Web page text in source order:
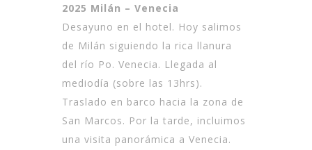
2025 Milán – Venecia
Desayuno en el hotel. Hoy salimos
de Milán siguiendo la rica llanura
del río Po. Venecia. Llegada al
mediodía (sobre las 13hrs).
Traslado en barco hacia la zona de
San Marcos. Por la tarde, incluimos
una visita panorámica a Venecia.